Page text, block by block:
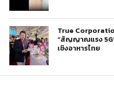
True
“สัญญาณแรง
เชิงอาหารไทย